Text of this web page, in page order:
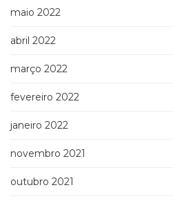
maio 2022
abril 2022
março 2022
fevereiro 2022
janeiro 2022
novembro 2021
outubro 2021